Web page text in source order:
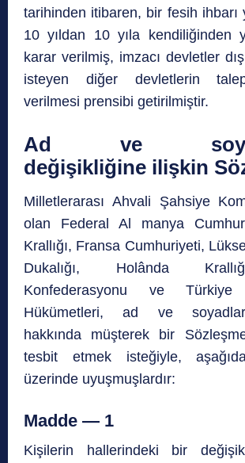
tarihinden itibaren, bir fesih ihbarı
10 yıldan 10 yıla kendiliğinden
karar verilmiş, imzacı devletler
isteyen diğer devletlerin
verilmesi prensibi getirilmiştir.
Ad ve
değişikliğine ilişkin
Milletlerarası Ahvali Şahsiye
olan Federal Al ­manya
Krallığı, Fransa Cumhuriyeti,
Dukalığı, Holânda
Konfederasyonu ve Türkiye
Hükümetleri, ad ve
hakkında müşterek bir
tesbit etmek isteğiyle,
üzerinde uyuşmuşlardır:
Madde — 1
Kişilerin hallerindeki bir